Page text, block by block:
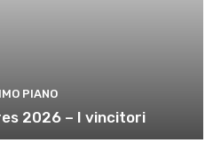
PIANO
2026 – I vincitori